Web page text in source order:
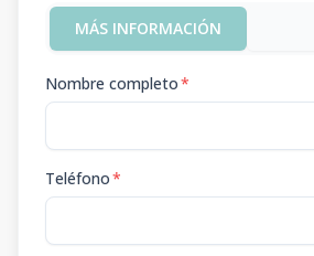
MÁS INFORMACIÓN
Nombre completo*
Teléfono*